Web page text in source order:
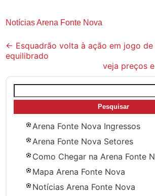
Notícias Arena Fonte Nova
Post
navigation
← Esquadrão volta à ação em jogo
equilibrado
veja preços
por:
Arena Fonte Nova Ingressos
Arena Fonte Nova Setores
Como Chegar na Arena Fonte
Mapa Arena Fonte Nova
Notícias Arena Fonte Nova